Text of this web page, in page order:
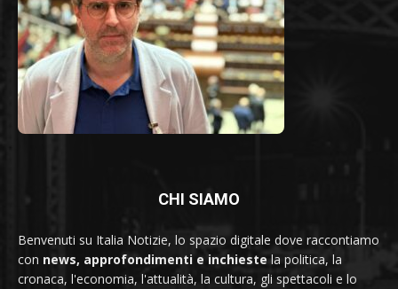
CHI SIAMO
Benvenuti su Italia Notizie, lo spazio digitale dove raccontiamo
con news, approfondimenti e inchieste la politica, la
cronaca, l'economia, l'attualità, la cultura, gli spettacoli e lo